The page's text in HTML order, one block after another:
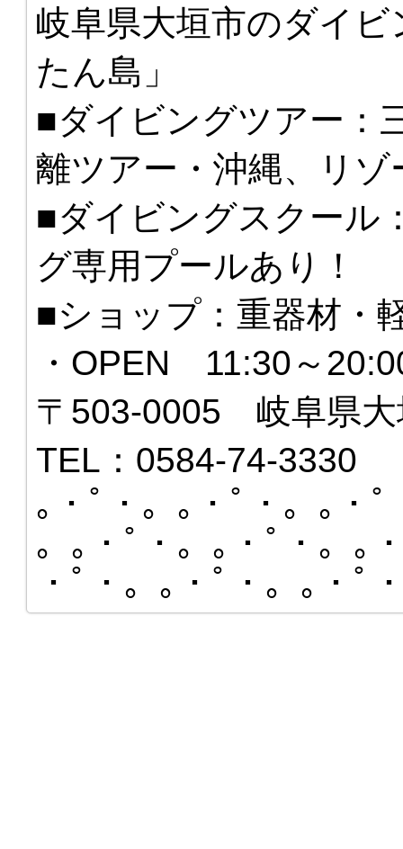
岐阜県大垣市のダイ
たん島」
■ダイビングツアー：
離ツアー・沖縄、リ
■ダイビングスクール
グ専用プールあり！
■ショップ：重器材・
・OPEN 11:30～
〒503-0005 岐阜県大
TEL：0584-74-3330
｡・ﾟ・。｡・ﾟ・。｡・
。｡・ﾟ・。｡・ﾟ・。｡
・ﾟ・。｡・ﾟ・。｡・ﾟ